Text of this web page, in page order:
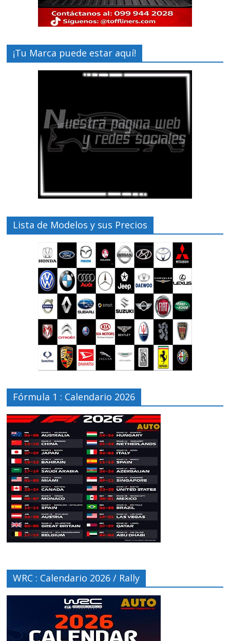
¡Tu Marca puede estar aquí!
Lista de Modelos y sus Precios
Fórmula 1 : Calendario 2026
WRC : Calendario 2026 / Rally